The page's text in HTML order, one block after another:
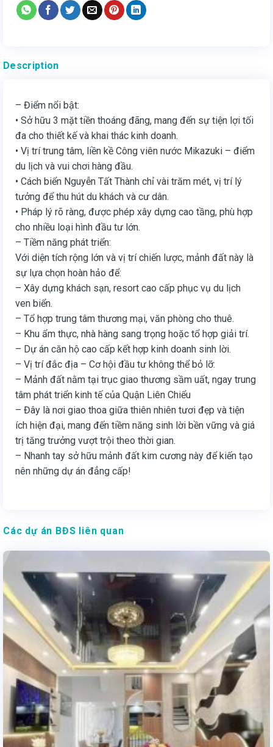
Description
– Điểm nổi bật:
• Sở hữu 3 mặt tiền thoáng đãng, mang đến sự tiện lợi tối
đa cho thiết kế và khai thác kinh doanh.
• Vị trí trung tâm, liền kề Công viên nước Mikazuki – điểm
du lịch và vui chơi hàng đầu.
• Cách biển Nguyễn Tất Thành chỉ vài trăm mét, vị trí lý
tưởng để thu hút du khách và cư dân.
• Pháp lý rõ ràng, được phép xây dựng cao tầng, phù hợp
cho nhiều loại hình đầu tư lớn.
– Tiềm năng phát triển:
Với diện tích rộng lớn và vị trí chiến lược, mảnh đất này là
sự lựa chọn hoàn hảo để:
– Xây dựng khách sạn, resort cao cấp phục vụ du lịch
ven biển.
– Tổ hợp trung tâm thương mại, văn phòng cho thuê.
– Khu ẩm thực, nhà hàng sang trọng hoặc tổ hợp giải trí.
– Dự án căn hộ cao cấp kết hợp kinh doanh sinh lời.
– Vị trí đắc địa – Cơ hội đầu tư không thể bỏ lỡ:
– Mảnh đất nằm tại trục giao thương sầm uất, ngay trung
tâm phát triển kinh tế của Quận Liên Chiểu
– Đây là nơi giao thoa giữa thiên nhiên tươi đẹp và tiện
ích hiện đại, mang đến tiềm năng sinh lời bền vững và giá
trị tăng trưởng vượt trội theo thời gian.
– Nhanh tay sở hữu mảnh đất kim cương này để kiến tạo
nên những dự án đẳng cấp!
Các dự án BĐS liên quan